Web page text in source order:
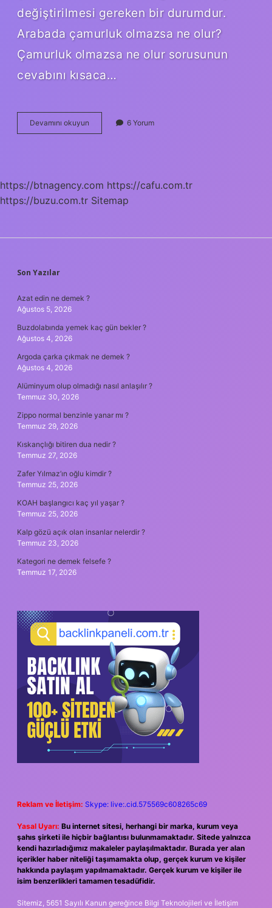
değiştirilmesi gereken bir durumdur.
Arabada çamurluk olmazsa ne olur?
Çamurluk olmazsa ne olur sorusunun
cevabını kısaca…
Devamını okuyun Çamurluk
Değişimi
6 Yorum
https://btnagency.com https://cafu.com.tr
https://buzu.com.tr Sitemap
SIDEBAR
Son Yazılar
Azat edin ne demek ?
Ağustos 5, 2026
Buzdolabında yemek kaç gün bekler ?
Ağustos 4, 2026
Argoda çarka çıkmak ne demek ?
Ağustos 4, 2026
Alüminyum olup olmadığı nasıl anlaşılır ?
Temmuz 30, 2026
Zippo normal benzinle yanar mı ?
Temmuz 29, 2026
Kıskançlığı bitiren dua nedir ?
Temmuz 27, 2026
Zafer Yılmaz’ın oğlu kimdir ?
Temmuz 25, 2026
KOAH başlangıcı kaç yıl yaşar ?
Temmuz 25, 2026
Kalp gözü açık olan insanlar nelerdir ?
Temmuz 23, 2026
Kategori ne demek felsefe ?
Temmuz 17, 2026
Reklam ve İletişim: Skype: live:.cid.575569c608265c69
Yasal Uyarı: Bu internet sitesi, herhangi bir marka, kurum veya
şahıs şirketi ile hiçbir bağlantısı bulunmamaktadır. Sitede yalnızca
kendi hazırladığımız makaleler paylaşılmaktadır. Burada yer alan
içerikler haber niteliği taşımamakta olup, gerçek kurum ve kişiler
hakkında paylaşım yapılmamaktadır. Gerçek kurum ve kişiler ile
isim benzerlikleri tamamen tesadüfidir.
Sitemiz, 5651 Sayılı Kanun gereğince Bilgi Teknolojileri ve İletişim